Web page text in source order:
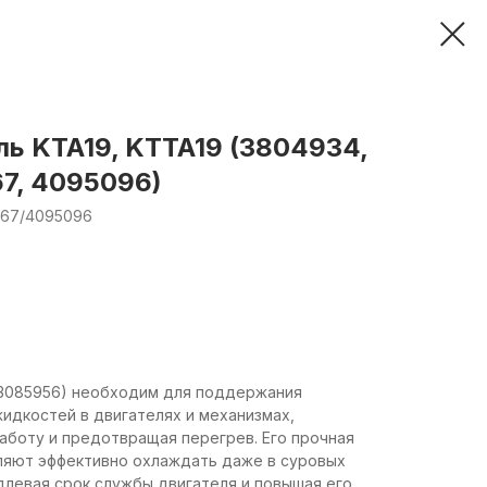
KTA19, KTTA19 (3804934,
4095096)
4095096
необходим для поддержания
в двигателях и механизмах,
и предотвращая перегрев. Его прочная
эффективно охлаждать даже в суровых
срок службы двигателя и повышая его